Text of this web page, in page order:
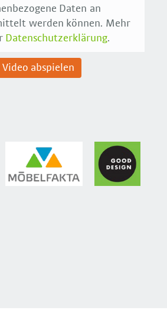
Daten an
werden können. Mehr
Datenschutzerklärung.
Video abspielen